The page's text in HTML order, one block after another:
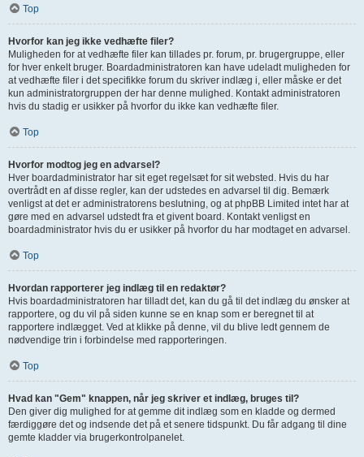
Top
Hvorfor kan jeg ikke vedhæfte filer?
Muligheden for at vedhæfte filer kan tillades pr. forum, pr. brugergruppe, eller
for hver enkelt bruger. Boardadministratoren kan have udeladt muligheden for
at vedhæfte filer i det specifikke forum du skriver indlæg i, eller måske er det
kun administratorgruppen der har denne mulighed. Kontakt administratoren
hvis du stadig er usikker på hvorfor du ikke kan vedhæfte filer.
Top
Hvorfor modtog jeg en advarsel?
Hver boardadministrator har sit eget regelsæt for sit websted. Hvis du har
overtrådt en af disse regler, kan der udstedes en advarsel til dig. Bemærk
venligst at det er administratorens beslutning, og at phpBB Limited intet har at
gøre med en advarsel udstedt fra et givent board. Kontakt venligst en
boardadministrator hvis du er usikker på hvorfor du har modtaget en advarsel.
Top
Hvordan rapporterer jeg indlæg til en redaktør?
Hvis boardadministratoren har tilladt det, kan du gå til det indlæg du ønsker at
rapportere, og du vil på siden kunne se en knap som er beregnet til at
rapportere indlægget. Ved at klikke på denne, vil du blive ledt gennem de
nødvendige trin i forbindelse med rapporteringen.
Top
Hvad kan "Gem" knappen, når jeg skriver et indlæg, bruges til?
Den giver dig mulighed for at gemme dit indlæg som en kladde og dermed
færdiggøre det og indsende det på et senere tidspunkt. Du får adgang til dine
gemte kladder via brugerkontrolpanelet.